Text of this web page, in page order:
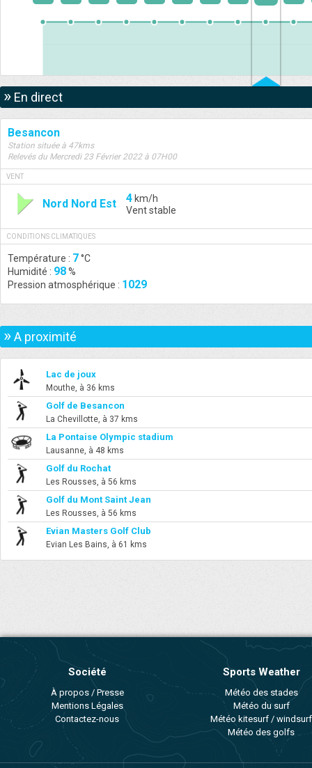
» En direct
Besancon
Station située à 47kms
Relevés du Mercredi 23 Février 2022 à 07H00
VENT
Nord Nord Est 4 km/h
Vent stable
CONDITIONS CLIMATIQUES
Température : 7°C
Humidité : 98%
Pression atmosphérique : 1029
»A proximité
Lac de joux
Mouthe, à 36 kms
Golf de Besancon
La Chevillotte, à 37 kms
La Pontaise Olympic stadium
Lausanne, à 48 kms
Golf du Rochat
Les Rousses, à 56 kms
Golf du Mont Saint Jean
Les Rousses, à 56 kms
Evian Masters Golf Club
Evian Les Bains, à 61 kms
Société
À propos / Presse
Mentions Légales
Contactez-nous
Sports Weather
Météo des stades
Météo du surf
Météo kitesurf / windsurf
Météo des golfs